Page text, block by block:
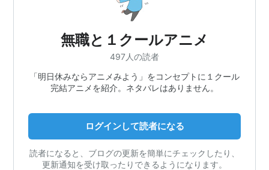
無職と１クールアニメ
497人の読者
「明日休みならアニメみよう」をコンセプトに１クール
完結アニメを紹介。ネタバレはありません。
ログインして読者になる
読者になると、ブログの更新を簡単にチェックしたり、
更新通知を受け取ったりできるようになります。